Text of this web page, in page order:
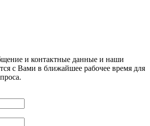
и контактные данные и наши
с Вами в ближайшее рабочее время для